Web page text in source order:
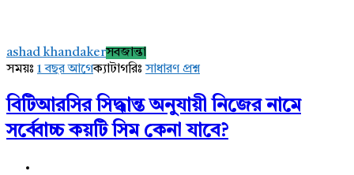
Latest
প্রশ্ন
ashad khandakerসবজান্তা
সময়ঃ 1 বছর আগেক্যাটাগরিঃসাধারণ প্রশ্ন
বিটিআরসির সিদ্ধান্ত অনুযায়ী নিজের নামে
সর্ব্বোচ্চ কয়টি সিম কেনা যাবে?